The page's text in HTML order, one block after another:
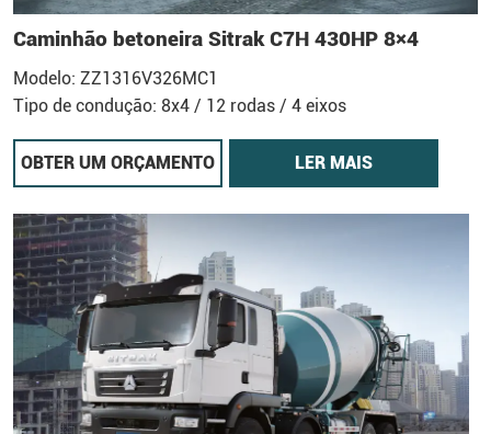
Caminhão betoneira Sitrak C7H 430HP 8×4
Modelo: ZZ1316V326MC1
Tipo de condução: 8x4 / 12 rodas / 4 eixos
OBTER UM ORÇAMENTO LER MAIS